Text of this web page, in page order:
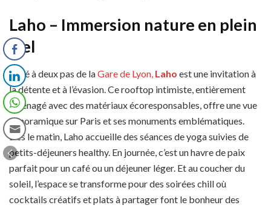
Laho – Immersion nature en plein
ciel
Situé à deux pas de laGare de Lyon, Laho est une invitation à
la détente et à l’évasion. Ce rooftop intimiste, entièrement
aménagé avec des matériaux écoresponsables, offre une vue
panoramique sur Paris et ses monuments emblématiques.
Dès le matin, Laho accueille des séances de yoga suivies de
petits-déjeuners healthy. En journée, c’est un havre de paix
parfait pour un café ou un déjeuner léger. Et au coucher du
soleil, l’espace se transforme pour des soirées chill où
cocktails créatifs et plats à partager font le bonheur des